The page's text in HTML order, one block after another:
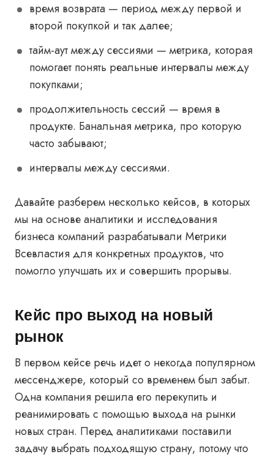
время возврата — период между первой и
второй покупкой и так далее;
тайм-аут между сессиями — метрика, которая
помогает понять реальные интервалы между
покупками;
продолжительность сессий — время в
продукте. Банальная метрика, про которую
часто забывают;
интервалы между сессиями.
Давайте разберем несколько кейсов, в которых
мы на основе аналитики и исследования
бизнеса компаний разрабатывали Метрики
Всевластия для конкретных продуктов, что
помогло улучшать их и совершить прорывы.
Кейс про выход на новый
рынок
В первом кейсе речь идет о некогда популярном
мессенджере, который со временем был забыт.
Одна компания решила его перекупить и
реанимировать с помощью выхода на рынки
новых стран. Перед аналитиками поставили
задачу выбрать подходящую страну, потому что